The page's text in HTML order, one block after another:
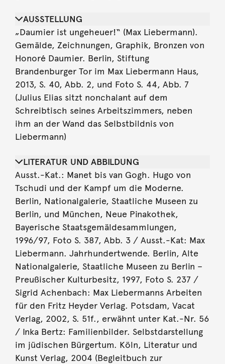
AUSSTELLUNG
„Daumier ist ungeheuer!“ (Max Liebermann).
Gemälde, Zeichnungen, Graphik, Bronzen von
Honoré Daumier. Berlin, Stiftung
Brandenburger Tor im Max Liebermann Haus,
2013, S. 40, Abb. 2, und Foto S. 44, Abb. 7
(Julius Elias sitzt nonchalant auf dem
Schreibtisch seines Arbeitszimmers, neben
ihm an der Wand das Selbstbildnis von
Liebermann)
LITERATUR UND ABBILDUNG
Ausst.-Kat.: Manet bis van Gogh. Hugo von
Tschudi und der Kampf um die Moderne.
Berlin, Nationalgalerie, Staatliche Museen zu
Berlin, und München, Neue Pinakothek,
Bayerische Staatsgemäldesammlungen,
1996/97, Foto S. 387, Abb. 3 / Ausst.-Kat: Max
Liebermann. Jahrhundertwende. Berlin, Alte
Nationalgalerie, Staatliche Museen zu Berlin –
Preußischer Kulturbesitz, 1997, Foto S. 237 /
Sigrid Achenbach: Max Liebermanns Arbeiten
für den Fritz Heyder Verlag. Potsdam, Vacat
Verlag, 2002, S. 51f., erwähnt unter Kat.-Nr. 56
/ Inka Bertz: Familienbilder. Selbstdarstellung
im jüdischen Bürgertum. Köln, Literatur und
Kunst Verlag, 2004 (Begleitbuch zur